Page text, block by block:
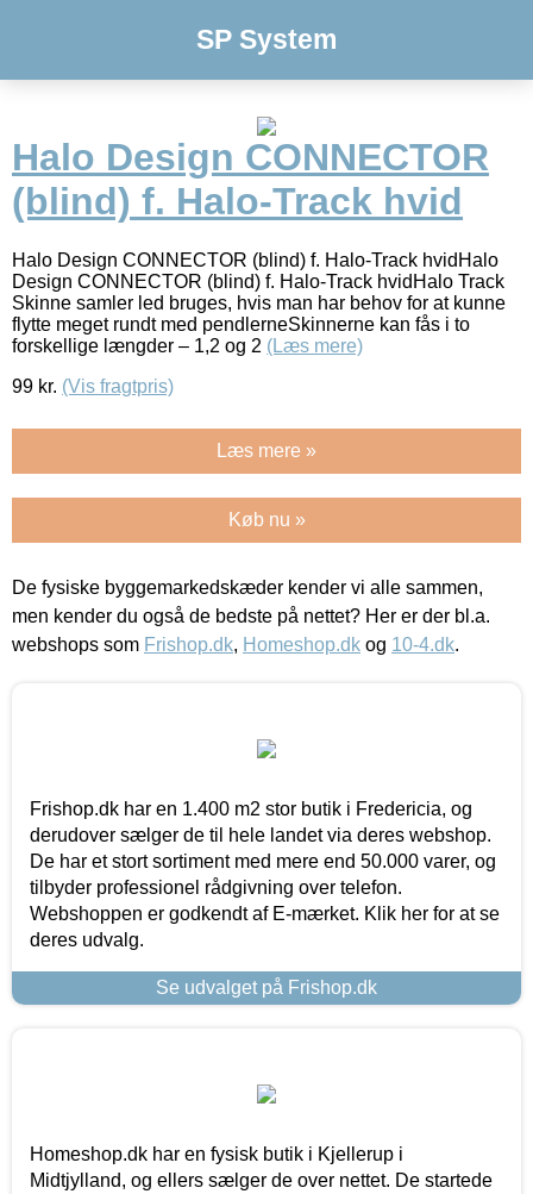
SP System
Halo Design CONNECTOR
(blind) f. Halo-Track hvid
Halo Design CONNECTOR (blind) f. Halo-Track hvidHalo
Design CONNECTOR (blind) f. Halo-Track hvidHalo Track
Skinne samler led bruges, hvis man har behov for at kunne
flytte meget rundt med pendlerneSkinnerne kan fås i to
forskellige længder – 1,2 og 2 (Læs mere)
99 kr. (Vis fragtpris)
Læs mere »
Køb nu »
De fysiske byggemarkedskæder kender vi alle sammen,
men kender du også de bedste på nettet? Her er der bl.a.
webshops som Frishop.dk, Homeshop.dk og 10-4.dk.
Frishop.dk har en 1.400 m2 stor butik i Fredericia, og
derudover sælger de til hele landet via deres webshop.
De har et stort sortiment med mere end 50.000 varer, og
tilbyder professionel rådgivning over telefon.
Webshoppen er godkendt af E-mærket. Klik her for at se
deres udvalg.
Se udvalget på Frishop.dk
Homeshop.dk har en fysisk butik i Kjellerup i
Midtjylland, og ellers sælger de over nettet. De startede